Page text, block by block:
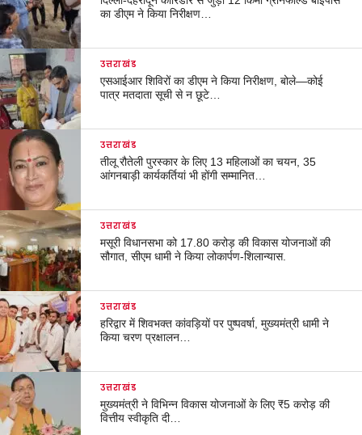
का डीएम ने किया निरीक्षण…
उत्तराखंड
एसआईआर शिविरों का डीएम ने किया निरीक्षण, बोले—कोई
पात्र मतदाता सूची से न छूटे…
उत्तराखंड
तीलू रौतेली पुरस्कार के लिए 13 महिलाओं का चयन, 35
आंगनबाड़ी कार्यकर्तियां भी होंगी सम्मानित…
उत्तराखंड
मसूरी विधानसभा को 17.80 करोड़ की विकास योजनाओं की
सौगात, सीएम धामी ने किया लोकार्पण-शिलान्यास.
उत्तराखंड
हरिद्वार में शिवभक्त कांवड़ियों पर पुष्पवर्षा, मुख्यमंत्री धामी ने
किया चरण प्रक्षालन…
उत्तराखंड
मुख्यमंत्री ने विभिन्न विकास योजनाओं के लिए ₹5 करोड़ की
वित्तीय स्वीकृति दी…